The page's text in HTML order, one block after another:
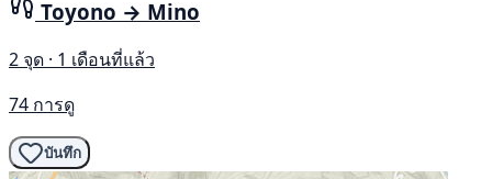
Toyono → Mino
2 จุด · 1 เดือนที่แล้ว
74 การดู
บันทึก